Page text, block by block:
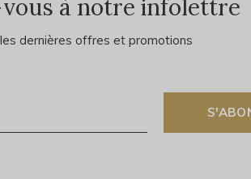
à notre infolettre
dernières offres et promotions